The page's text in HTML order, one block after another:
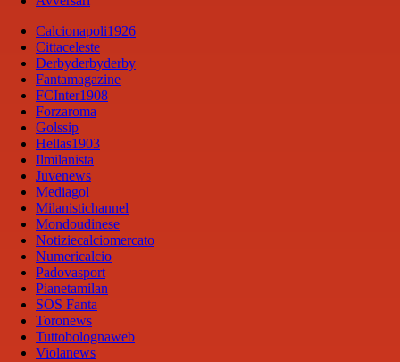
Calcionapoli1926
Cittaceleste
Derbyderbyderby
Fantamagazine
FCInter1908
Forzaroma
Golssip
Hellas1903
Ilmilanista
Juvenews
Mediagol
Milanistichannel
Mondoudinese
Notiziecalciomercato
Numericalcio
Padovasport
Pianetamilan
SOS Fanta
Toronews
Tuttobolognaweb
Violanews